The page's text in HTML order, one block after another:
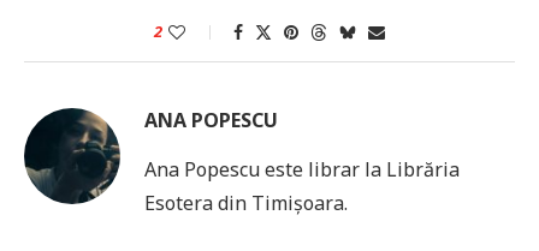
2
ANA POPESCU
Ana Popescu este librar la Librăria
Esotera din Timișoara.